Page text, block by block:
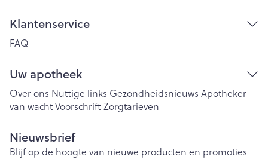
Klantenservice
FAQ
Uw apotheek
Over ons Nuttige links Gezondheidsnieuws Apotheker
van wachtVoorschriftZorgtarieven
Nieuwsbrief
Blijf op de hoogte van nieuwe producten en promoties